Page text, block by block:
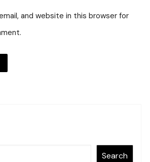
and website in this browser for
Search